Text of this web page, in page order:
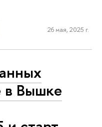
26 мая, 2025 г.
в Вышке